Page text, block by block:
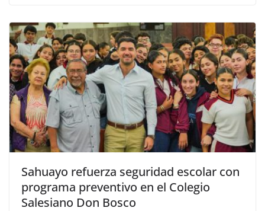
Sahuayo refuerza seguridad escolar con
programa preventivo en el Colegio
Salesiano Don Bosco